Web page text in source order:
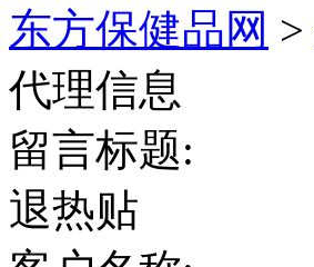
东方保健品网 >
代理信息
留言标题:
退热贴